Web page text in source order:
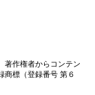
著作権者からコンテン
商標（登録番号 第６